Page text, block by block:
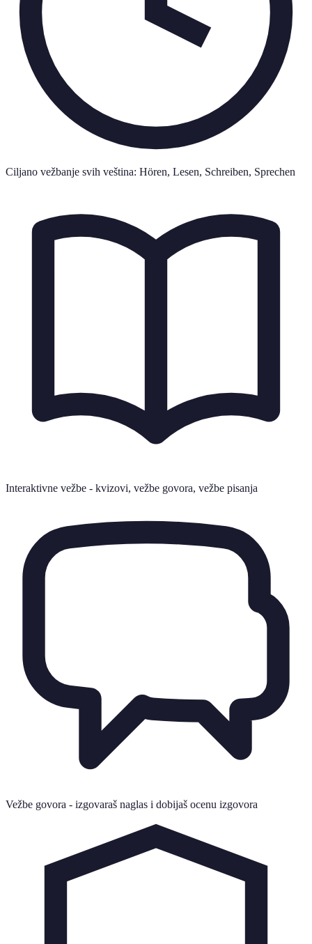
Ciljano vežbanje svih veština: Hören, Lesen, Schreiben, Sprechen
Interaktivne vežbe - kvizovi, vežbe govora, vežbe pisanja
Vežbe govora - izgovaraš naglas i dobijaš ocenu izgovora